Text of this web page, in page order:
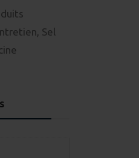
Sel